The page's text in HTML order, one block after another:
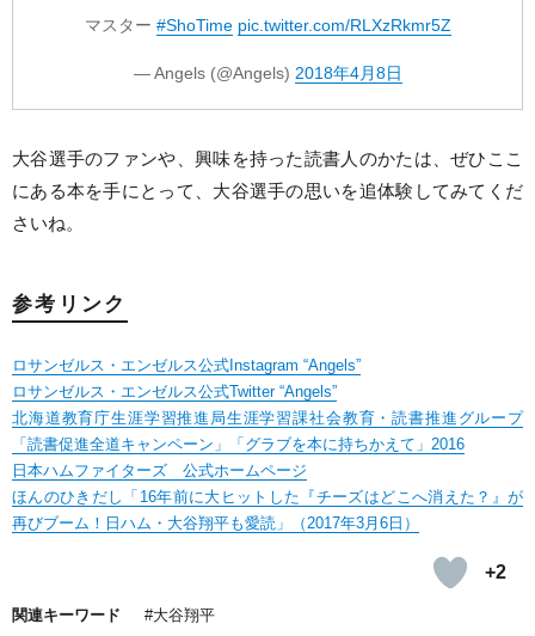
マスター #ShoTime pic.twitter.com/RLXzRkmr5Z
— Angels (@Angels) 2018年4月8日
大谷選手のファンや、興味を持った読書人のかたは、ぜひここ
にある本を手にとって、大谷選手の思いを追体験してみてくだ
さいね。
参考リンク
ロサンゼルス・エンゼルス公式Instagram “Angels”
ロサンゼルス・エンゼルス公式Twitter “Angels”
北海道教育庁生涯学習推進局生涯学習課社会教育・読書推進グループ
「読書促進全道キャンペーン」「グラブを本に持ちかえて」2016
日本ハムファイターズ 公式ホームページ
ほんのひきだし「16年前に大ヒットした『チーズはどこへ消えた？』が
再びブーム！日ハム・大谷翔平も愛読」（2017年3月6日）
+2
関連キーワード 大谷翔平